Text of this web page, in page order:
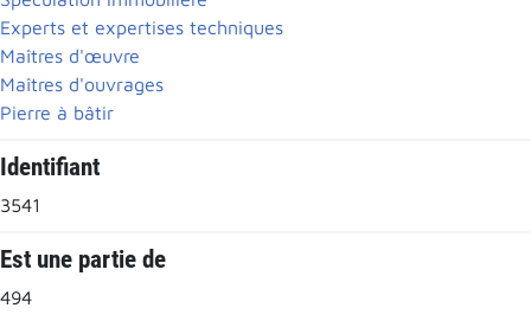
Experts et expertises techniques
Maîtres d'œuvre
Maîtres d'ouvrages
Pierre à bâtir
Identifiant
3541
Est une partie de
494